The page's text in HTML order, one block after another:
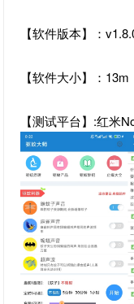
【软件版本】：
【软件大小】：13m
【测试平台】:红米